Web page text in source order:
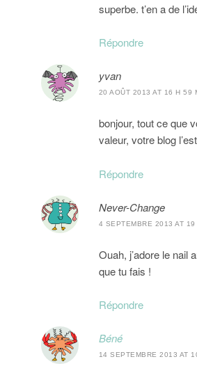
superbe. t’en a de
Répondre
yvan
20 AOÛT 2013 AT 16 H 59
bonjour, tout ce que
valeur, votre blog
Répondre
Never-Change
4 SEPTEMBRE 2013 AT
Ouah, j’adore le nail
que tu fais !
Répondre
Béné
14 SEPTEMBRE 2013 AT